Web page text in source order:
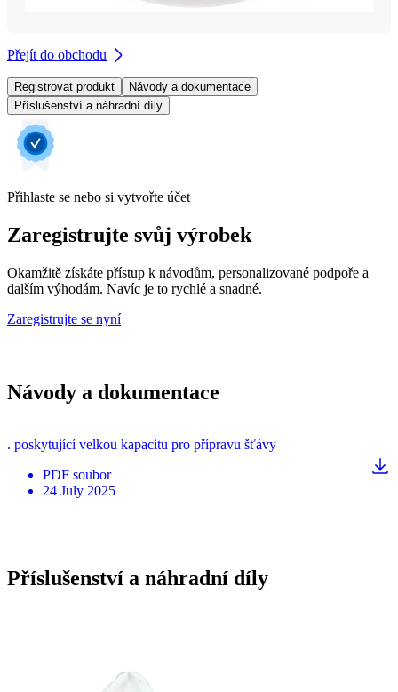
Přejít do obchodu
Registrovat produkt
Návody a dokumentace
Příslušenství a náhradní díly
Přihlaste se nebo si vytvořte účet
Zaregistrujte svůj výrobek
Okamžitě získáte přístup k návodům, personalizované podpoře a
dalším výhodám. Navíc je to rychlé a snadné.
Zaregistrujte se nyní
Návody a dokumentace
. poskytující velkou kapacitu pro přípravu šťávy
PDF soubor
24 July 2025
Příslušenství a náhradní díly